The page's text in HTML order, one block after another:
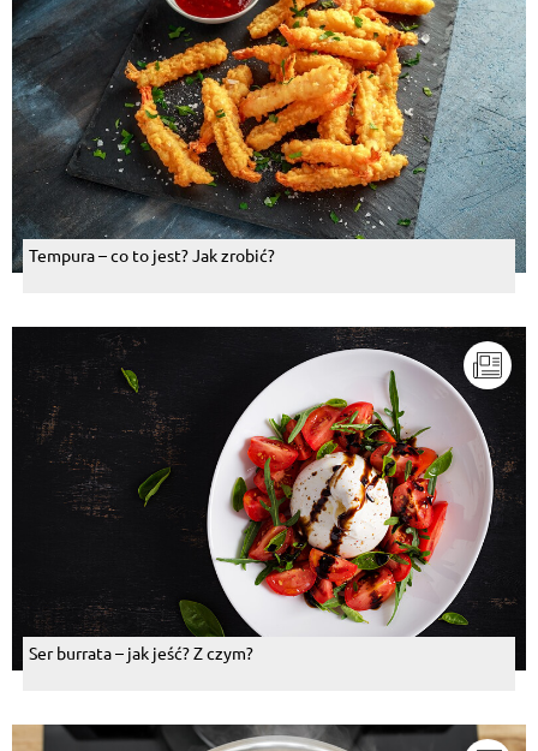
Tempura – co to jest? Jak zrobić?
Ser burrata – jak jeść? Z czym?